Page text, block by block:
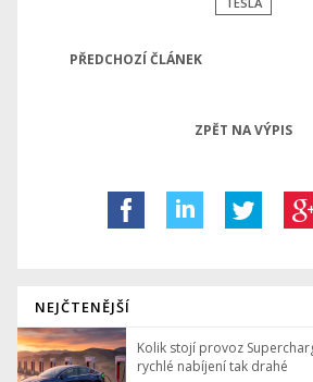
PŘEDCHOZÍ ČLÁNEK
ZPĚT NA VÝPIS
NEJČTENĚJŠÍ
Kolik stojí provoz
rychlé nabíjení tak drahé